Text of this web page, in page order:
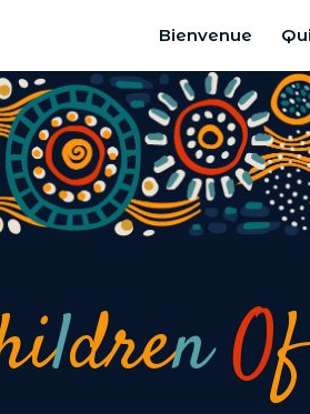
cookies
Bienvenue
ldrenOf